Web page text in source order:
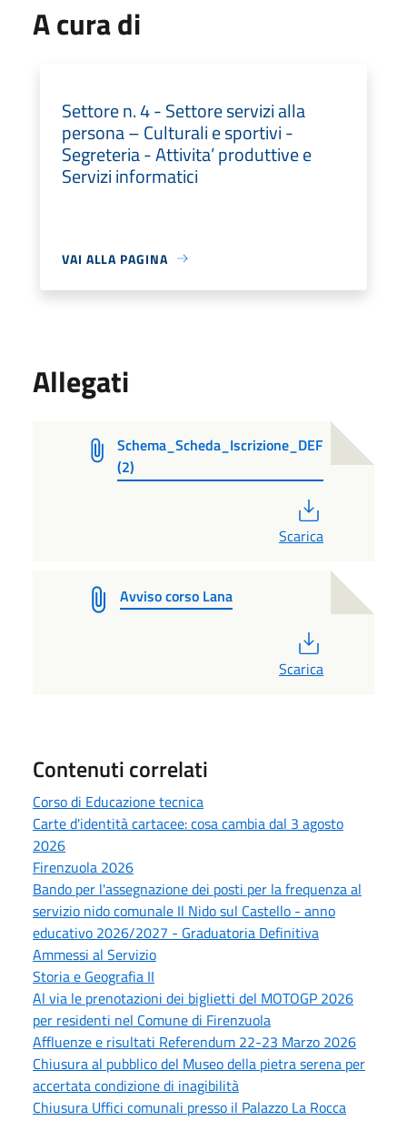
A cura di
Settore n. 4 - Settore servizi alla
persona – Culturali e sportivi -
Segreteria - Attivita’ produttive e
Servizi informatici
VAI ALLA PAGINA
Allegati
Schema_Scheda_Iscrizione_DEF
(2)
Scarica
Avviso corso Lana
Scarica
Contenuti correlati
Corso di Educazione tecnica
Carte d'identità cartacee: cosa cambia dal 3 agosto
2026
Firenzuola 2026
Bando per l'assegnazione dei posti per la frequenza al
servizio nido comunale Il Nido sul Castello - anno
educativo 2026/2027 - Graduatoria Definitiva
Ammessi al Servizio
Storia e Geografia II
Al via le prenotazioni dei biglietti del MOTOGP 2026
per residenti nel Comune di Firenzuola
Affluenze e risultati Referendum 22-23 Marzo 2026
Chiusura al pubblico del Museo della pietra serena per
accertata condizione di inagibilità
Chiusura Uffici comunali presso il Palazzo La Rocca